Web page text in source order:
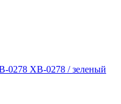
0278 ХВ-0278 / зеленый